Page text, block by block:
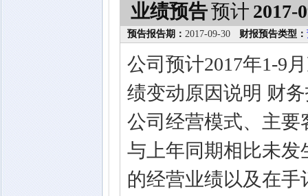
业绩预告预计 2017-
预告报告期： 2017-09-30 财报预告类型：
公司预计2017年1-9
绩变动原因说明 财
公司经营模式、主
与上年同期相比未发
的经营业绩以及在手